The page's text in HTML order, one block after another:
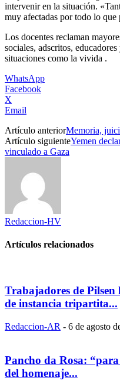
intervenir en la situación.
muy afectadas por todo lo que
Los docentes reclaman
sociales, adscritos,
situaciones como la vivida .
WhatsApp
Facebook
X
Email
Artículo anteriorMemoria,
Artículo siguienteYemen
vinculado a Gaza
Redaccion-HV
Artículos relacionados
Trabajadores de Pilsen
de instancia tripartita...
Redaccion-AR - 6 de agosto
Pancho da Rosa:
del homenaje...